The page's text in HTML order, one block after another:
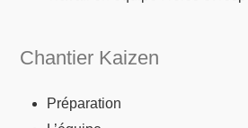
Chantier Kaizen
Préparation